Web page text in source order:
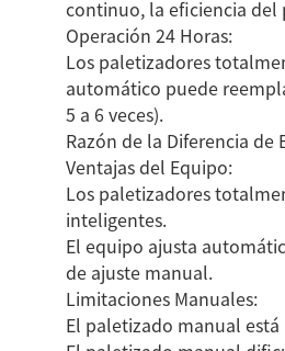
continuo, la eficiencia del
Operación 24 Horas:
Los paletizadores
automático puede
5 a 6 veces).
Razón de la Diferencia de
Ventajas del Equipo:
Los paletizadores
inteligentes.
El equipo ajusta
de ajuste manual.
Limitaciones Manuales:
El paletizado manual